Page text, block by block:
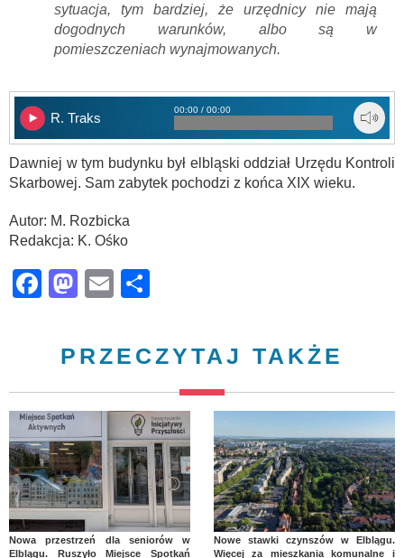
sytuacja, tym bardziej, że urzędnicy nie mają
dogodnych warunków, albo są w
pomieszczeniach wynajmowanych.
R. Traks
00:00 / 00:00
Dawniej w tym budynku był elbląski oddział Urzędu Kontroli
Skarbowej. Sam zabytek pochodzi z końca XIX wieku.
Autor: M. Rozbicka
Redakcja: K. Ośko
Facebook
Mastodon
Email
PRZECZYTAJ TAKŻE
Nowa przestrzeń dla seniorów w
Elblągu. Ruszyło Miejsce Spotkań
Nowe stawki czynszów w Elblągu.
Więcej za mieszkania komunalne i